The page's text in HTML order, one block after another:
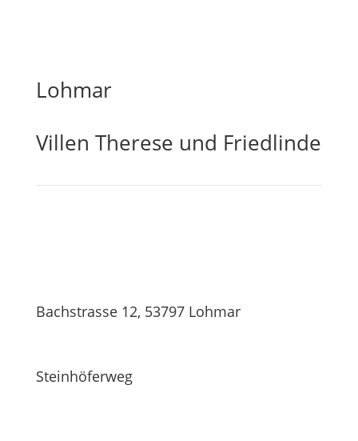
Lohmar
Villen Therese und Friedlinde
Bachstrasse 12, 53797 Lohmar
Steinhöferweg